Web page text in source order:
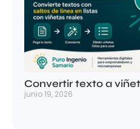
Convertir texto a
junio 19, 2026